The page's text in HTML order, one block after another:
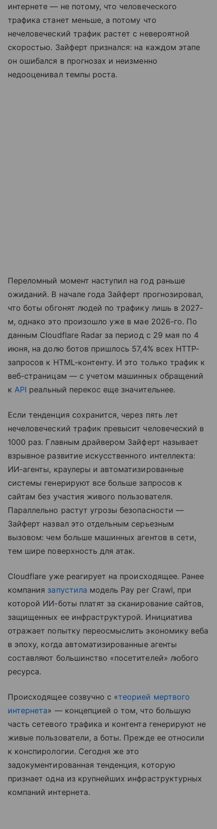
интернете — не потому, что человеческого
трафика станет меньше, а потому что
нечеловеческий трафик растет с невероятной
скоростью. Зайферт признался: на каждом этапе
он ошибался в прогнозах и неизменно
недооценивал темпы роста.
Переломный момент наступил на год раньше
ожиданий. В начале года Зайферт прогнозировал,
что боты обгонят людей по трафику лишь в 2027-
м, однако это произошло уже в мае 2026-го. По
данным Cloudflare Radar за период с 29 мая по 4
июня, на долю ботов пришлось 57,4% всех HTTP-
запросов к HTML-контенту. И это только трафик к
веб-страницам — с учетом машинных обращений
к API реальный перекос еще значительнее.
Если тенденция сохранится, через пять лет
нечеловеческий трафик превысит человеческий в
1000 раз. Главным драйвером Зайферт называет
взрывное развитие искусственного интеллекта:
ИИ-агенты, краулеры и автоматизированные
системы генерируют все больше запросов к
сайтам без участия живого пользователя.
Параллельно растут угрозы безопасности —
Зайферт назвал это отдельным серьезным
вызовом: чем больше машинных агентов в сети,
тем шире поверхность для атак.
Cloudflare уже реагирует на происходящее. Ранее
компания запустила модель Pay per Crawl, при
которой ИИ-боты платят за сканирование сайтов,
защищенных ее инфраструктурой. Инициатива
отражает попытку переосмыслить экономику веба
в эпоху, когда автоматизированные агенты
составляют большинство «посетителей» любого
ресурса.
Происходящее созвучно с «теорией мертвого
интернета» — концепцией о том, что большую
часть сетевого трафика и контента генерируют не
живые пользователи, а боты. Прежде ее относили
к конспирологии. Сегодня же это
задокументированная тенденция, которую
признает одна из крупнейших инфраструктурных
компаний интернета.